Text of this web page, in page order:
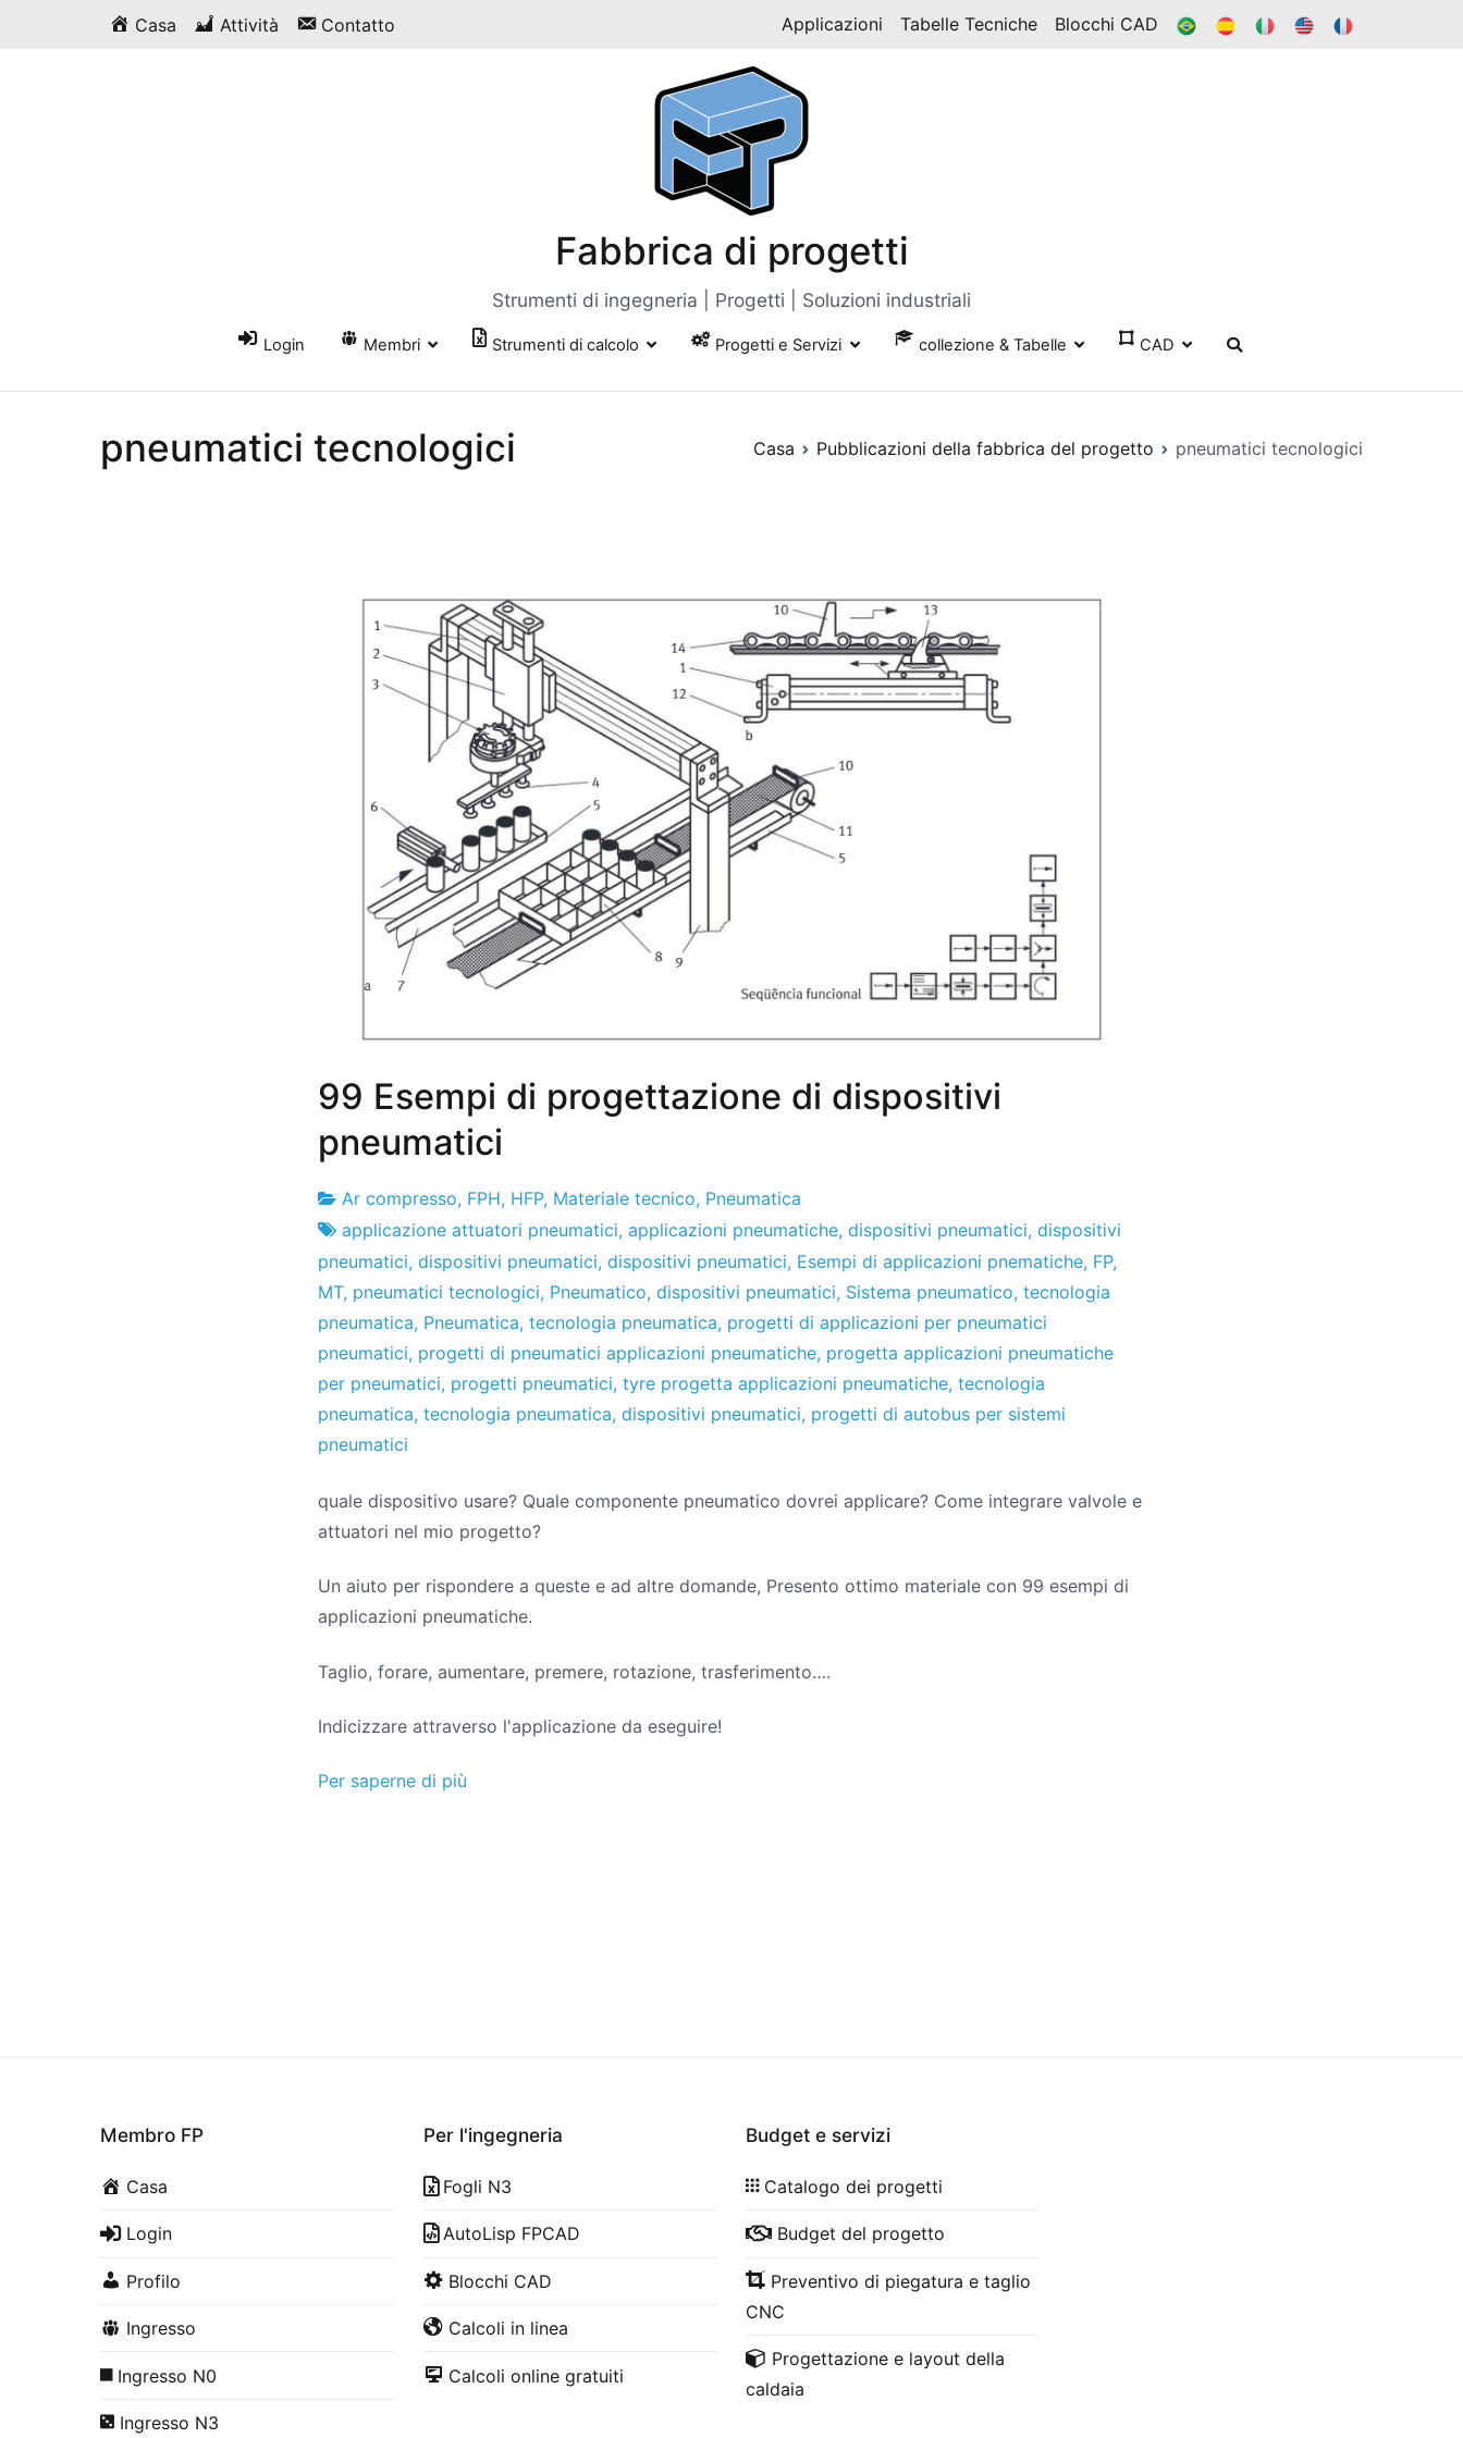
Casa Attività Contatto Applicazioni Tabelle Tecniche Blocchi CAD BR ES ESSO
Fabbrica di progetti
Strumenti di ingegneria | Progetti | Soluzioni industriali
Login Membri Strumenti di calcolo Progetti e Servizi collezione & Tabelle CAD
pneumatici tecnologici Casa Pubblicazioni della fabbrica del progetto pneumatici tecnologici
99 Esempi di progettazione di dispositivi
pneumatici
Fabbrica
di
progetti
30
il
dicembre
de
2010
Ar compresso, FPH, HFP, Materiale tecnico, Pneumatica
applicazione attuatori pneumatici, applicazioni pneumatiche, dispositivi pneumatici, dispositivi
pneumatici, dispositivi pneumatici, dispositivi pneumatici, Esempi di applicazioni pnematiche, FP,
MT, pneumatici tecnologici, Pneumatico, dispositivi pneumatici, Sistema pneumatico, tecnologia
pneumatica, Pneumatica, tecnologia pneumatica, progetti di applicazioni per pneumatici
pneumatici, progetti di pneumatici applicazioni pneumatiche, progetta applicazioni pneumatiche
per pneumatici, progetti pneumatici, tyre progetta applicazioni pneumatiche, tecnologia
pneumatica, tecnologia pneumatica, dispositivi pneumatici, progetti di autobus per sistemi
pneumatici
quale dispositivo usare? Quale componente pneumatico dovrei applicare? Come integrare valvole e
attuatori nel mio progetto?
Un aiuto per rispondere a queste e ad altre domande, Presento ottimo materiale con 99 esempi di
applicazioni pneumatiche.
Taglio, forare, aumentare, premere, rotazione, trasferimento….
Indicizzare attraverso l'applicazione da eseguire!
Per saperne di più
Membro FP
Casa
Login
Profilo
Ingresso
Ingresso N0
Ingresso N3
Per l'ingegneria
Fogli N3
AutoLisp FPCAD
Blocchi CAD
Calcoli in linea
Calcoli online gratuiti
Budget e servizi
Catalogo dei progetti
Budget del progetto
Preventivo di piegatura e taglio
CNC
Progettazione e layout della
caldaia